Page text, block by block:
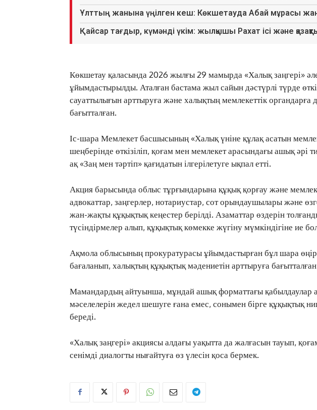
ОҚИҒА
КӨЗҚАРАС
СҰХБАТ
АРНАЙЫ ЖОБА
ШЕЖІРЕ
Ұлттың жанына үңілген кеш: Көкшетауда Абай мұрасы
Қайсар тағдыр, күмәнді үкім: жылқышы Рахат ісі және
Көкшетау қаласында 2026 жылғы 29 мамырда «Халық заңгері»
ұйымдастырылды. Аталған бастама жыл сайын дәстүрлі түрде
сауаттылығын арттыруға және халықтың мемлекеттік органдарға
бағытталған.
Іс-шара Мемлекет басшысының «Халық үніне құлақ асатын
шеңберінде өткізіліп, қоғам мен мемлекет арасындағы ашық әрі
ақ «Заң мен тәртіп» қағидатын ілгерілетуге ықпал етті.
Акция барысында облыс тұрғындарына құқық қорғау және
адвокаттар, заңгерлер, нотариустар, сот орындаушылары және
жан-жақты құқықтық кеңестер берілді. Азаматтар өздерін
түсіндірмелер алып, құқықтық көмекке жүгіну мүмкіндігіне ие
Ақмола облысының прокуратурасы ұйымдастырған бұл шара
бағаланып, халықтың құқықтық мәдениетін арттыруға
Мамандардың айтуынша, мұндай ашық форматтағы қабылдаулар
мәселелерін жедел шешуге ғана емес, сонымен бірге құқықтық
береді.
«Халық заңгері» акциясы алдағы уақытта да жалғасын тауып,
сенімді диалогты нығайтуға өз үлесін қоса бермек.